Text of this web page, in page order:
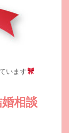
います
婚相談